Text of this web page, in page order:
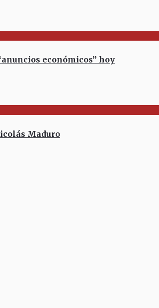
económicos” hoy
Maduro